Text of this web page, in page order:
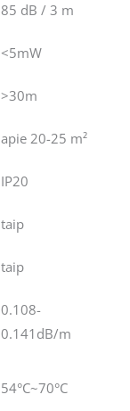
85 dB / 3 m
<5mW
>30m
apie 20-25 m²
IP20
taip
taip
0.108-
0.141dB/m
54°C~70°C